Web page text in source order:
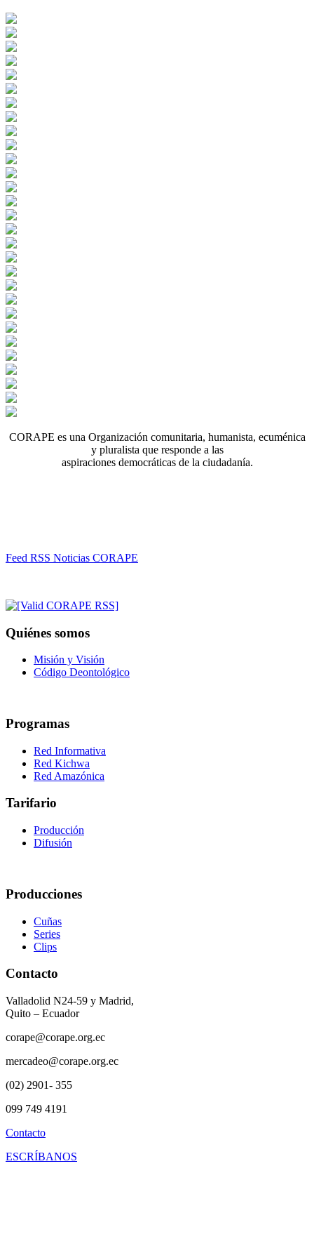
CORAPE es una Organización comunitaria, humanista, ecuménica
y pluralista que responde a las
aspiraciones democráticas de la ciudadanía.
Feed RSS Noticias CORAPE
Quiénes somos
Misión y Visión
Código Deontológico
Programas
Red Informativa
Red Kichwa
Red Amazónica
Tarifario
Producción
Difusión
Producciones
Cuñas
Series
Clips
Contacto
Valladolid N24-59 y Madrid,
Quito – Ecuador
corape@corape.org.ec
mercadeo@corape.org.ec
(02) 2901- 355
099 749 4191
Contacto
ESCRÍBANOS